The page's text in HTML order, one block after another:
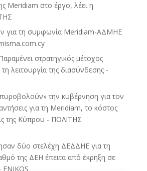
Meridiam στο έργο, λέει η
για τη συμφωνία Meridiam-ΑΔΜΗΕ
στρατηγικός μέτοχος
λειτουργία της διασύνδεσης -
την κυβέρνηση για τον
για τη Meridiam, το κόστος
της Κύπρου - ΠΟΛΙΤΗΣ
δύο στελέχη ΔΕΔΔΗΕ για τη
της ΔΕΗ έπειτα από έκρηξη σε
ENIKOS